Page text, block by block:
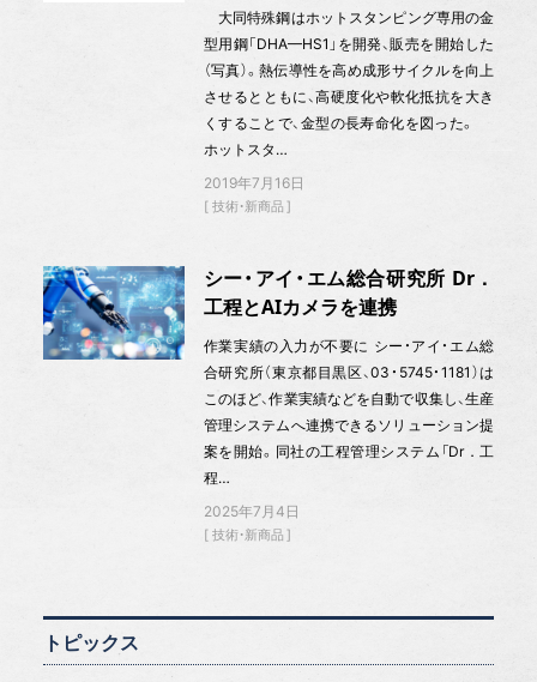
大同特殊鋼はホットスタンピング専用の金
型用鋼「DHA—HS1」を開発、販売を開始した
（写真）。熱伝導性を高め成形サイクルを向上
させるとともに、高硬度化や軟化抵抗を大き
くすることで、金型の長寿命化を図った。
ホットスタ…
2019年7月16日
技術・新商品
シー・アイ・エム総合研究所 Dr．
工程とAIカメラを連携
作業実績の入力が不要に シー・アイ・エム総
合研究所（東京都目黒区、03・5745・1181）は
このほど、作業実績などを自動で収集し、生産
管理システムへ連携できるソリューション提
案を開始。同社の工程管理システム「Dr．工
程…
2025年7月4日
技術・新商品
トピックス